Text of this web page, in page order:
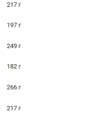
217 г
197 г
249 г
182 г
266 г
217 г